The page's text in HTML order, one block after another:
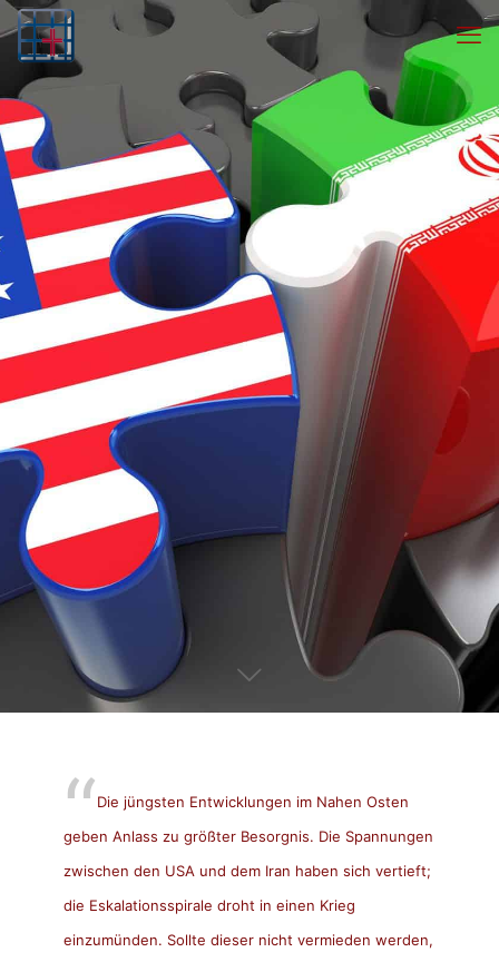
Die jüngsten Entwicklungen im Nahen Osten
geben Anlass zu größter Besorgnis. Die Spannungen
zwischen den USA und dem Iran haben sich vertieft;
die Eskalationsspirale droht in einen Krieg
einzumünden. Sollte dieser nicht vermieden werden,